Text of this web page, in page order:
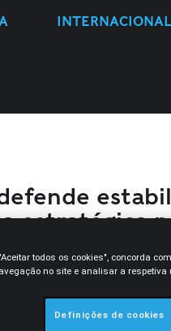
INTERNACIONAL
estratégica
da Morais Leitão,
decisão que o
todos os cookies", concorda
no site e analisar a respetiva
Definições de cookies